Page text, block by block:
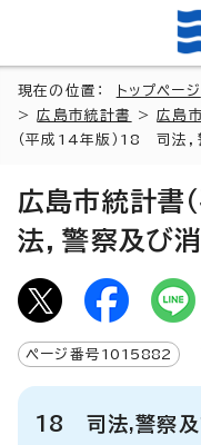
現在の位置： トップページ
>広島市統計書 >広島
（平成14年版）18 司法
広島市統計書
法，警察及び
ページ番号 1015882
18 司法,警察及